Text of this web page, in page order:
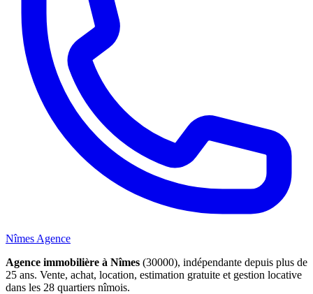
Nîmes Agence
Agence immobilière à Nîmes (30000), indépendante depuis plus de
25 ans. Vente, achat, location, estimation gratuite et gestion locative
dans les 28 quartiers nîmois.